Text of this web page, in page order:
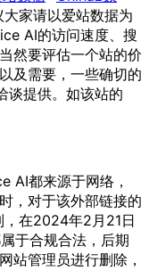
家请以爱站数据为
AI的访问速度、搜
然要评估一个站的价
及需要，一些确切的
谈提供。如该站的
AI都来源于网络，
，对于该外部链接的
在2024年2月21日
于合规合法，后期
站管理员进行删除，